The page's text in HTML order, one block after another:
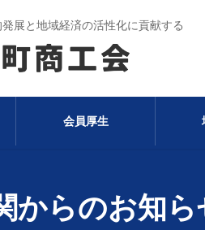
展と地域経済の活性化に貢献する
会員厚生
からのお知ら